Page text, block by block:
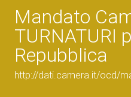
Mandato
TURNATURI
Repubblica
http://dati.camera.it/ocd/